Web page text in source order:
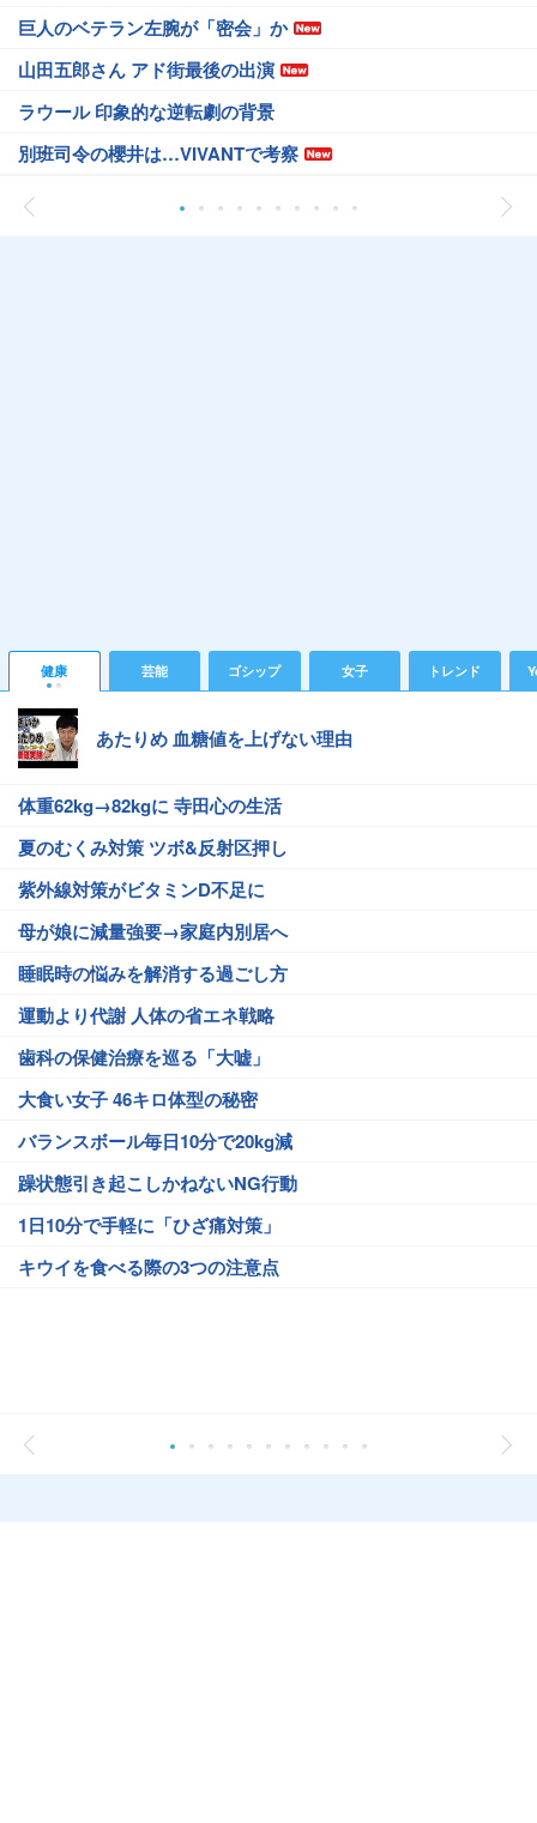
巨人のベテラン左腕が「密会」か
山田五郎さん アド街最後の出演
ラウール 印象的な逆転劇の背景
別班司令の櫻井は…VIVANTで考察
健康 芸能 ゴシップ 女子 トレンド
あたりめ 血糖値を上げない理由
体重62kg→82kgに 寺田心の生活
夏のむくみ対策 ツボ&反射区押し
紫外線対策がビタミンD不足に
母が娘に減量強要→家庭内別居へ
睡眠時の悩みを解消する過ごし方
運動より代謝 人体の省エネ戦略
歯科の保健治療を巡る「大嘘」
大食い女子 46キロ体型の秘密
バランスボール毎日10分で20kg減
躁状態引き起こしかねないNG行動
1日10分で手軽に「ひざ痛対策」
キウイを食べる際の3つの注意点